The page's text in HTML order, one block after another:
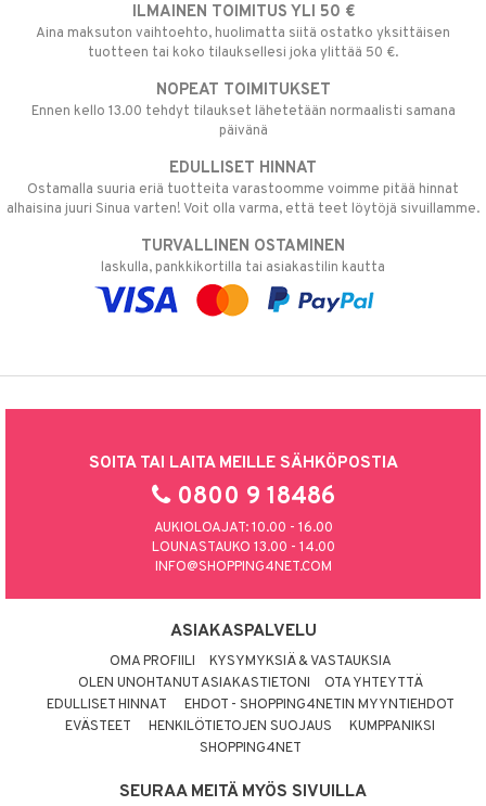
ILMAINEN TOIMITUS YLI 50 €
Aina maksuton vaihtoehto, huolimatta siitä ostatko yksittäisen
tuotteen tai koko tilauksellesi joka ylittää 50 €.
NOPEAT TOIMITUKSET
Ennen kello 13.00 tehdyt tilaukset lähetetään normaalisti samana
päivänä
EDULLISET HINNAT
Ostamalla suuria eriä tuotteita varastoomme voimme pitää hinnat
alhaisina juuri Sinua varten! Voit olla varma, että teet löytöjä sivuillamme.
TURVALLINEN OSTAMINEN
laskulla, pankkikortilla tai asiakastilin kautta
SOITA TAI LAITA MEILLE SÄHKÖPOSTIA
0800 9 18486
AUKIOLOAJAT: 10.00 - 16.00
LOUNASTAUKO 13.00 - 14.00
INFO@SHOPPING4NET.COM
ASIAKASPALVELU
OMA PROFIILI
KYSYMYKSIÄ & VASTAUKSIA
OLEN UNOHTANUT ASIAKASTIETONI
OTA YHTEYTTÄ
EDULLISET HINNAT
EHDOT - SHOPPING4NETIN MYYNTIEHDOT
EVÄSTEET
HENKILÖTIETOJEN SUOJAUS
KUMPPANIKSI
SHOPPING4NET
SEURAA MEITÄ MYÖS SIVUILLA